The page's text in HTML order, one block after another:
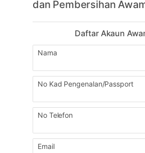
dan Pembersihan
Daftar Akaun
Nama
No Kad Pengenalan/Passport
No Telefon
Email